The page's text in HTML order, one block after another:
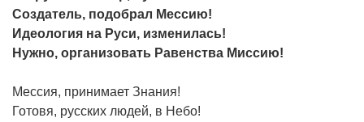
Создатель, подобрал Мессию!
Идеология на Руси, изменилась!
Нужно, организовать Равенства Миссию!
Мессия, принимает Знания!
Готовя, русских людей, в Небо!